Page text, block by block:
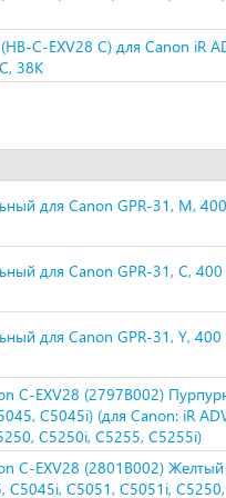
C-EXV28 C) для Canon iR
38K
для Canon GPR-31, M, 400
для Canon GPR-31, C, 400
для Canon GPR-31, Y, 400
C-EXV28 (2797B002)
C5045i) (для Canon: iR
C5250i, C5255, C5255i)
C-EXV28 (2801B002)
C5045i, C5051, C5051i,